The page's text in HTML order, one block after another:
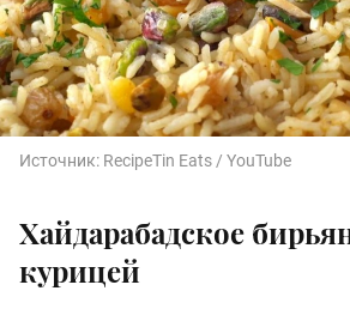
Источник: RecipeTin Eats / YouTube
Хайдарабадское
курицей